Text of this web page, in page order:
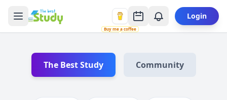
Buy me a coffee
Login
The Best Study Community